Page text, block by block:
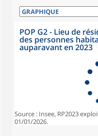
POP G2 - Lieu de
des personnes
auparavant en 2023
Source : Insee, RP2023
01/01/2026.